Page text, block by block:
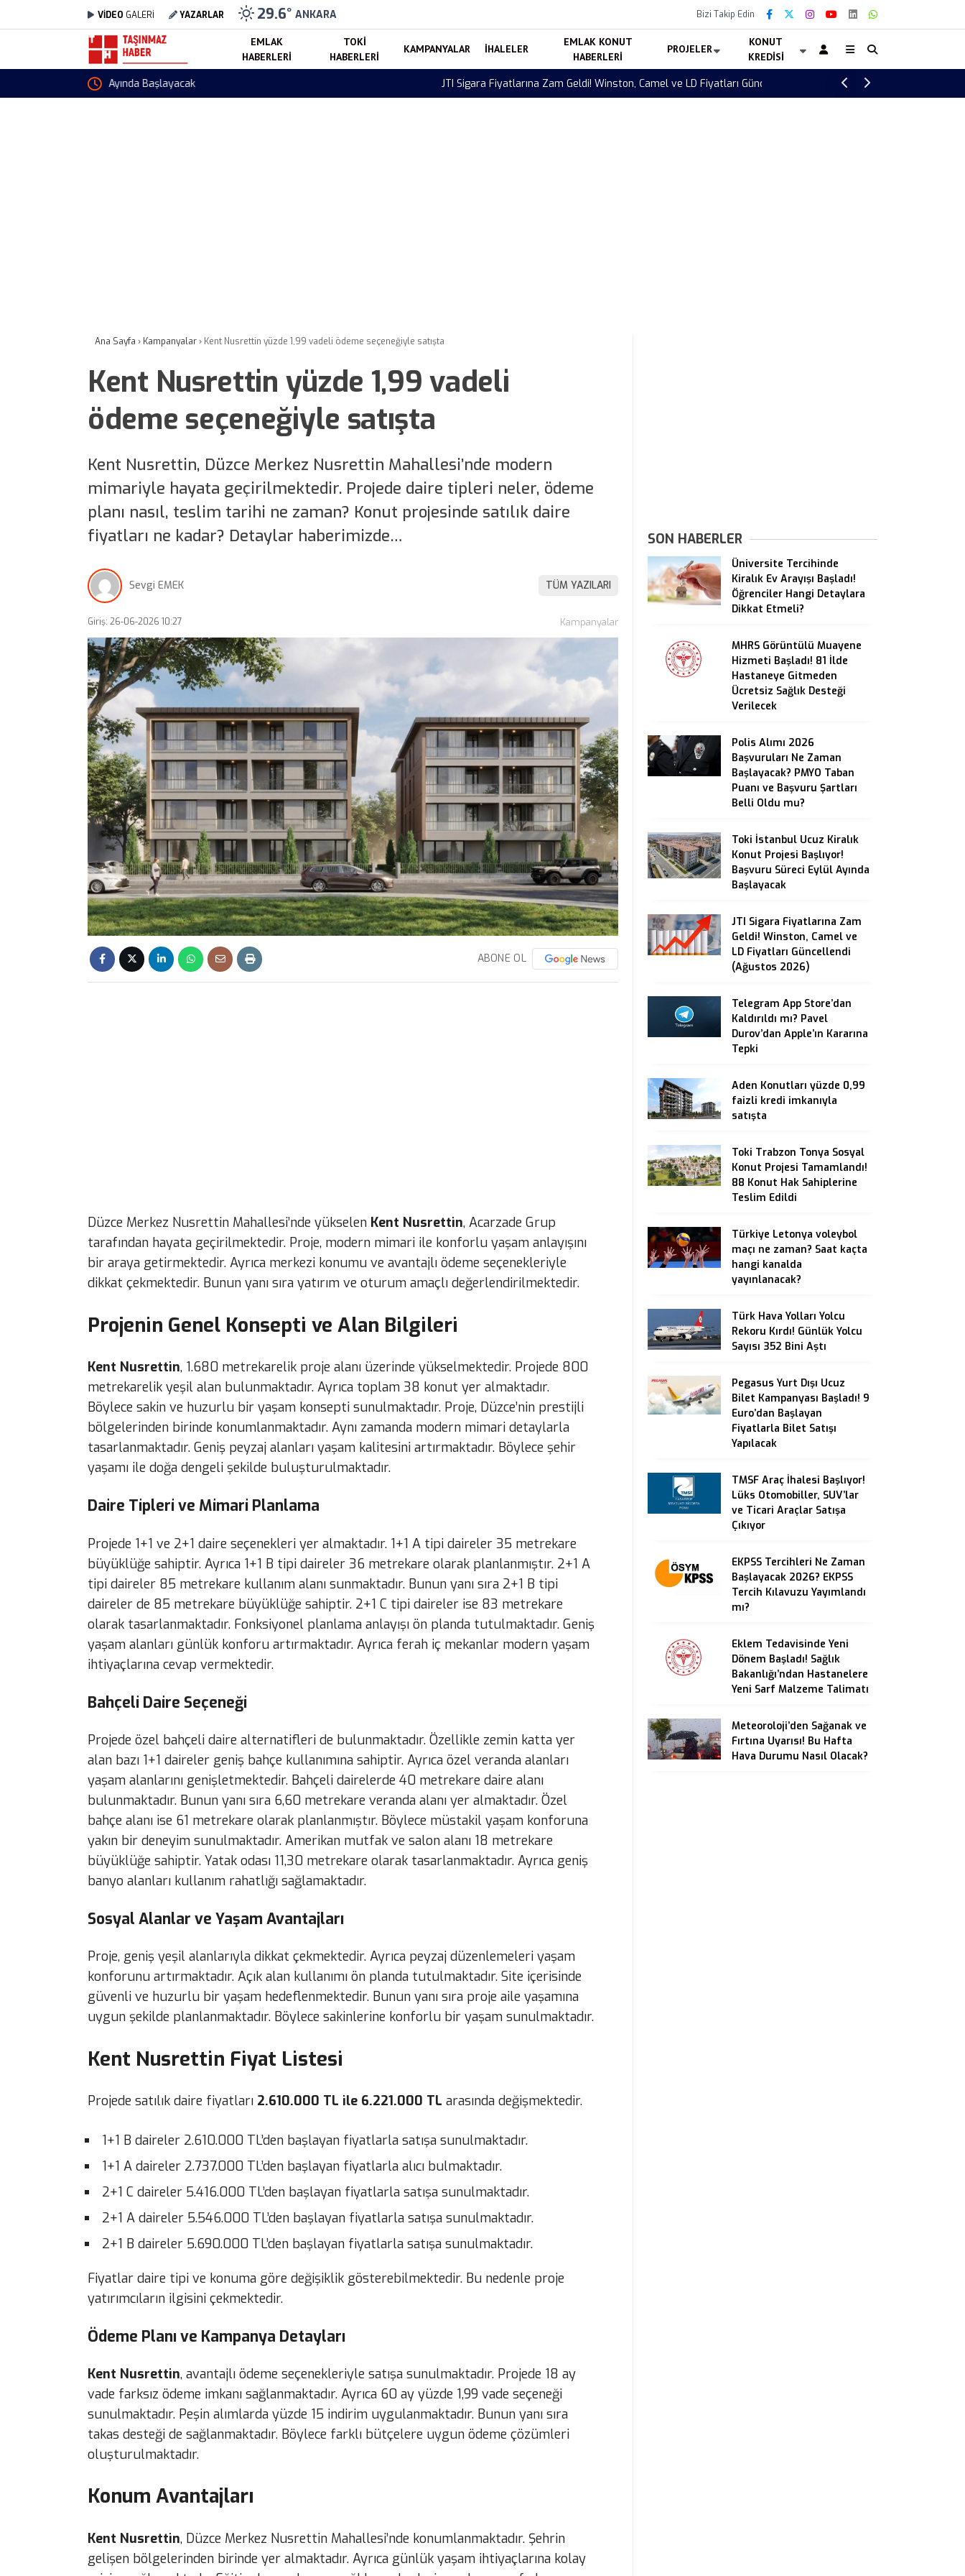
VİDEO GALERİ YAZARLAR 29.6° ANKARA Bizi Takip Edin
EMLAK
HABERLERI
TOKI
HABERLERI
KAMPANYALAR İHALELER
EMLAK KONUT
HABERLERI
PROJELER
KONUT
KREDISI
JTI Sigara Fiyatlarına Zam Geldi! Winston, Camel ve LD Fiyatları Güncellendi (Ağustos 2026) Telegram App Store’dan Kaldırıldı mı?
Ana Sayfa › Kampanyalar› Kent Nusrettin yüzde 1,99 vadeli ödeme seçeneğiyle satışta
Kent Nusrettin yüzde 1,99 vadeli
ödeme seçeneğiyle satışta
Kent Nusrettin, Düzce Merkez Nusrettin Mahallesi’nde modern
mimariyle hayata geçirilmektedir. Projede daire tipleri neler, ödeme
planı nasıl, teslim tarihi ne zaman? Konut projesinde satılık daire
fiyatları ne kadar? Detaylar haberimizde…
Sevgi EMEK TÜM YAZILARI
Giriş: 26-06-2026 10:27 Kampanyalar
ABONE OL
Düzce Merkez Nusrettin Mahallesi’nde yükselen Kent Nusrettin, Acarzade Grup
tarafından hayata geçirilmektedir. Proje, modern mimari ile konforlu yaşam anlayışını
bir araya getirmektedir. Ayrıca merkezi konumu ve avantajlı ödeme seçenekleriyle
dikkat çekmektedir. Bunun yanı sıra yatırım ve oturum amaçlı değerlendirilmektedir.
Projenin Genel Konsepti ve Alan Bilgileri
Kent Nusrettin, 1.680 metrekarelik proje alanı üzerinde yükselmektedir. Projede 800
metrekarelik yeşil alan bulunmaktadır. Ayrıca toplam 38 konut yer almaktadır.
Böylece sakin ve huzurlu bir yaşam konsepti sunulmaktadır. Proje, Düzce’nin prestijli
bölgelerinden birinde konumlanmaktadır. Aynı zamanda modern mimari detaylarla
tasarlanmaktadır. Geniş peyzaj alanları yaşam kalitesini artırmaktadır. Böylece şehir
yaşamı ile doğa dengeli şekilde buluşturulmaktadır.
Daire Tipleri ve Mimari Planlama
Projede 1+1 ve 2+1 daire seçenekleri yer almaktadır. 1+1 A tipi daireler 35 metrekare
büyüklüğe sahiptir. Ayrıca 1+1 B tipi daireler 36 metrekare olarak planlanmıştır. 2+1 A
tipi daireler 85 metrekare kullanım alanı sunmaktadır. Bunun yanı sıra 2+1 B tipi
daireler de 85 metrekare büyüklüğe sahiptir. 2+1 C tipi daireler ise 83 metrekare
olarak tasarlanmaktadır. Fonksiyonel planlama anlayışı ön planda tutulmaktadır. Geniş
yaşam alanları günlük konforu artırmaktadır. Ayrıca ferah iç mekanlar modern yaşam
ihtiyaçlarına cevap vermektedir.
Bahçeli Daire Seçeneği
Projede özel bahçeli daire alternatifleri de bulunmaktadır. Özellikle zemin katta yer
alan bazı 1+1 daireler geniş bahçe kullanımına sahiptir. Ayrıca özel veranda alanları
yaşam alanlarını genişletmektedir. Bahçeli dairelerde 40 metrekare daire alanı
bulunmaktadır. Bunun yanı sıra 6,60 metrekare veranda alanı yer almaktadır. Özel
bahçe alanı ise 61 metrekare olarak planlanmıştır. Böylece müstakil yaşam konforuna
yakın bir deneyim sunulmaktadır. Amerikan mutfak ve salon alanı 18 metrekare
büyüklüğe sahiptir. Yatak odası 11,30 metrekare olarak tasarlanmaktadır. Ayrıca geniş
banyo alanları kullanım rahatlığı sağlamaktadır.
Sosyal Alanlar ve Yaşam Avantajları
Proje, geniş yeşil alanlarıyla dikkat çekmektedir. Ayrıca peyzaj düzenlemeleri yaşam
konforunu artırmaktadır. Açık alan kullanımı ön planda tutulmaktadır. Site içerisinde
güvenli ve huzurlu bir yaşam hedeflenmektedir. Bunun yanı sıra proje aile yaşamına
uygun şekilde planlanmaktadır. Böylece sakinlerine konforlu bir yaşam sunulmaktadır.
Kent Nusrettin Fiyat Listesi
Projede satılık daire fiyatları 2.610.000 TL ile 6.221.000 TL arasında değişmektedir.
1+1 B daireler 2.610.000 TL’den başlayan fiyatlarla satışa sunulmaktadır.
1+1 A daireler 2.737.000 TL’den başlayan fiyatlarla alıcı bulmaktadır.
2+1 C daireler 5.416.000 TL’den başlayan fiyatlarla satışa sunulmaktadır.
2+1 A daireler 5.546.000 TL’den başlayan fiyatlarla satışa sunulmaktadır.
2+1 B daireler 5.690.000 TL’den başlayan fiyatlarla satışa sunulmaktadır.
Fiyatlar daire tipi ve konuma göre değişiklik gösterebilmektedir. Bu nedenle proje
yatırımcıların ilgisini çekmektedir.
Ödeme Planı ve Kampanya Detayları
Kent Nusrettin, avantajlı ödeme seçenekleriyle satışa sunulmaktadır. Projede 18 ay
vade farksız ödeme imkanı sağlanmaktadır. Ayrıca 60 ay yüzde 1,99 vade seçeneği
sunulmaktadır. Peşin alımlarda yüzde 15 indirim uygulanmaktadır. Bunun yanı sıra
takas desteği de sağlanmaktadır. Böylece farklı bütçelere uygun ödeme çözümleri
oluşturulmaktadır.
Konum Avantajları
Kent Nusrettin, Düzce Merkez Nusrettin Mahallesi’nde konumlanmaktadır. Şehrin
gelişen bölgelerinden birinde yer almaktadır. Ayrıca günlük yaşam ihtiyaçlarına kolay
SON HABERLER
Üniversite Tercihinde
Kiralık Ev Arayışı Başladı!
Öğrenciler Hangi Detaylara
Dikkat Etmeli?
MHRS Görüntülü Muayene
Hizmeti Başladı! 81 İlde
Hastaneye Gitmeden
Ücretsiz Sağlık Desteği
Verilecek
Polis Alımı 2026
Başvuruları Ne Zaman
Başlayacak? PMYO Taban
Puanı ve Başvuru Şartları
Belli Oldu mu?
Toki İstanbul Ucuz Kiralık
Konut Projesi Başlıyor!
Başvuru Süreci Eylül Ayında
Başlayacak
JTI Sigara Fiyatlarına Zam
Geldi! Winston, Camel ve
LD Fiyatları Güncellendi
(Ağustos 2026)
Telegram App Store’dan
Kaldırıldı mı? Pavel
Durov’dan Apple’ın Kararına
Tepki
Aden Konutları yüzde 0,99
faizli kredi imkanıyla
satışta
Toki Trabzon Tonya Sosyal
Konut Projesi Tamamlandı!
88 Konut Hak Sahiplerine
Teslim Edildi
Türkiye Letonya voleybol
maçı ne zaman? Saat kaçta
hangi kanalda
yayınlanacak?
Türk Hava Yolları Yolcu
Rekoru Kırdı! Günlük Yolcu
Sayısı 352 Bini Aştı
Pegasus Yurt Dışı Ucuz
Bilet Kampanyası Başladı! 9
Euro’dan Başlayan
Fiyatlarla Bilet Satışı
Yapılacak
TMSF Araç İhalesi Başlıyor!
Lüks Otomobiller, SUV’lar
ve Ticari Araçlar Satışa
Çıkıyor
EKPSS Tercihleri Ne Zaman
Başlayacak 2026? EKPSS
Tercih Kılavuzu Yayımlandı
mı?
Eklem Tedavisinde Yeni
Dönem Başladı! Sağlık
Bakanlığı’ndan Hastanelere
Yeni Sarf Malzeme Talimatı
Meteoroloji’den Sağanak ve
Fırtına Uyarısı! Bu Hafta
Hava Durumu Nasıl Olacak?